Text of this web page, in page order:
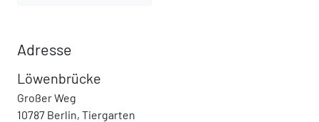
Adresse
Löwenbrücke
Großer Weg
10787 Berlin, Tiergarten